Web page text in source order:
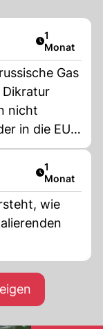
Artikel
1
Monat
Gas
Dikratur
nicht
in die EU
Artikel
1
Monat
wie